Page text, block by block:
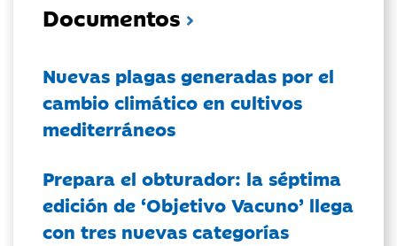
Documentos
Nuevas plagas generadas por el
cambio climático en cultivos
mediterráneos
Prepara el obturador: la séptima
edición de ‘Objetivo Vacuno’ llega
con tres nuevas categorías